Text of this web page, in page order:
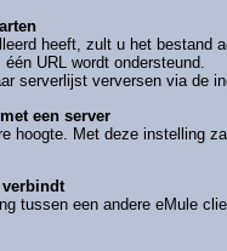
heeft, zult u het
URL wordt ondersteund.
serverlijst verversen via de
een server
hoogte. Met deze instelling
tussen een andere eMule